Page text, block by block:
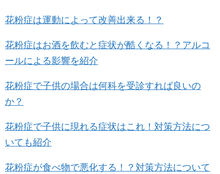
花粉症は運動によって改善出来る！？
花粉症はお酒を飲むと症状が酷くなる！？アルコ
ールによる影響を紹介
花粉症で子供の場合は何科を受診すれば良いの
か？
花粉症で子供に現れる症状はこれ！対策方法につ
いても紹介
花粉症が食べ物で悪化する！？対策方法について